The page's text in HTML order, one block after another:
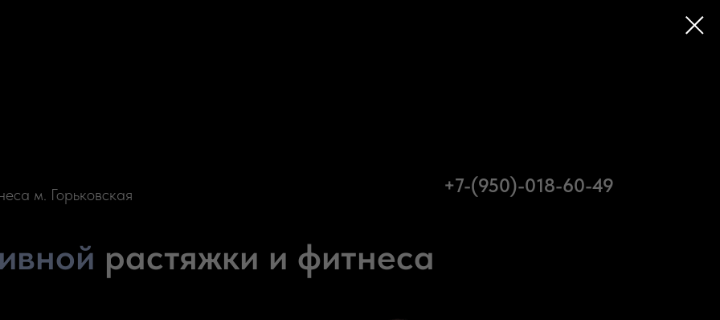
м. Горьковская +7-(950)-018-60-49
растяжки и фитнеса